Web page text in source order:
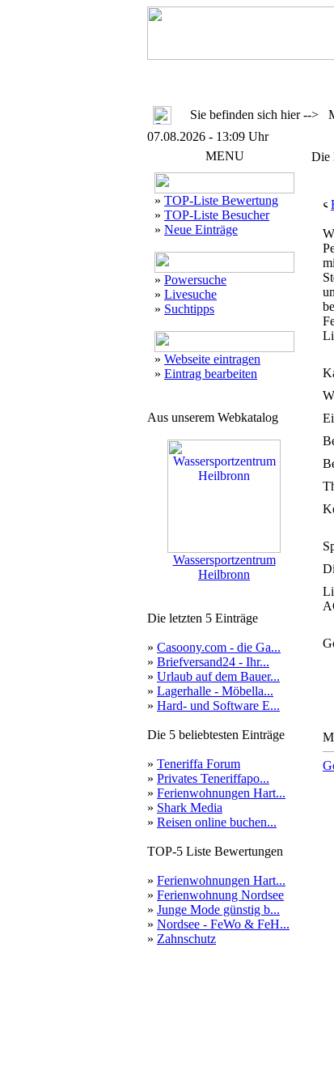
Sie befinden sich hier -->
07.08.2026 - 13:09 Uhr
MENU
» TOP-Liste Bewertung
» TOP-Liste Besucher
» Neue Einträge
» Powersuche
» Livesuche
» Suchtipps
» Webseite eintragen
» Eintrag bearbeiten
Aus unserem Webkatalog
Wassersportzentrum
Heilbronn
Die letzten 5 Einträge
» Casoony.com - die Ga...
» Briefversand24 - Ihr...
» Urlaub auf dem Bauer...
» Lagerhalle - Möbella...
» Hard- und Software E...
Die 5 beliebtesten Einträge
» Teneriffa Forum
» Privates Teneriffapo...
» Ferienwohnungen Hart...
» Shark Media
» Reisen online buchen...
TOP-5 Liste Bewertungen
» Ferienwohnungen Hart...
» Ferienwohnung Nordsee
» Junge Mode günstig b...
» Nordsee - FeWo & FeH...
» Zahnschutz
Die